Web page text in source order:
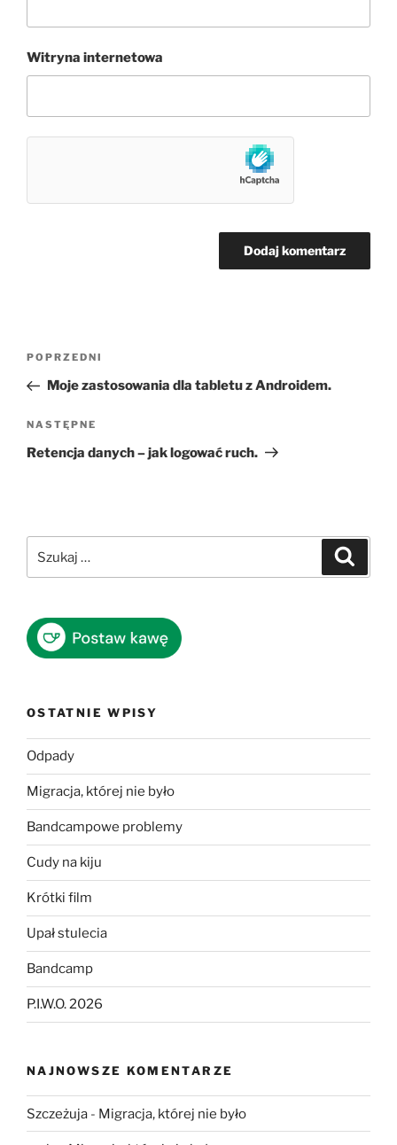
Witryna internetowa
Nawigacja
Poprzedni
wpis
POPRZEDNI
Moje zastosowania dla tabletu z Androidem.
Następny
wpis
NASTĘPNE
Retencja danych – jak logować ruch.
OSTATNIE WPISY
Odpady
Migracja, której nie było
Bandcampowe problemy
Cudy na kiju
Krótki film
Upał stulecia
Bandcamp
P.I.W.O. 2026
NAJNOWSZE KOMENTARZE
Szczeżuja - Migracja, której nie było